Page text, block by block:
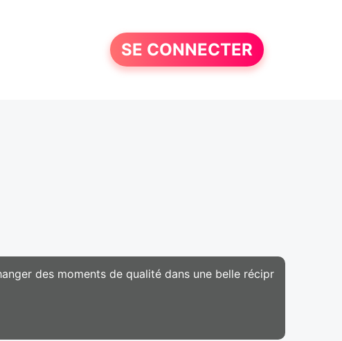
SE CONNECTER
des moments de qualité dans une belle récipr